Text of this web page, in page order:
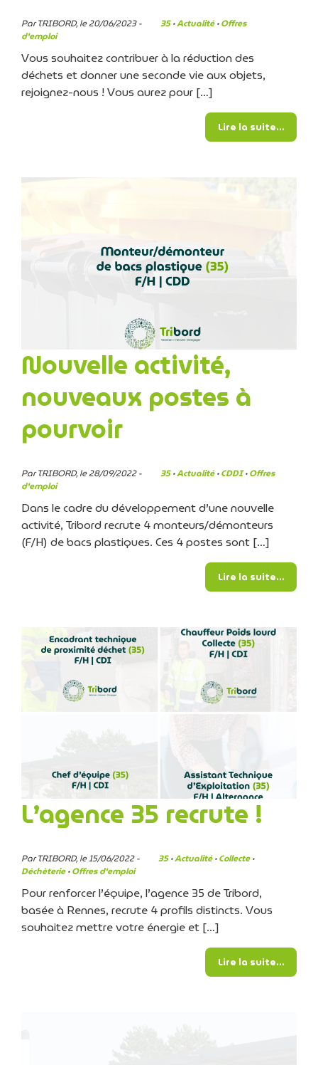
Par TRIBORD, le 20/06/2023 - 35·Actualité·Offres
d'emploi
Vous souhaitez contribuer à la réduction des
déchets et donner une seconde vie aux objets,
rejoignez-nous ! Vous aurez pour […]
Lire la suite…from
Nouvelle activité,
nouveaux postes à
pourvoir
Par TRIBORD, le 28/09/2022 - 35·Actualité·CDDI·Offres
d'emploi
Dans le cadre du développement d’une nouvelle
activité, Tribord recrute 4 monteurs/démonteurs
(F/H) de bacs plastiques. Ces 4 postes sont […]
Lire la suite…from
L’agence 35 recrute !
Par TRIBORD, le 15/06/2022 - 35·Actualité·Collecte·
Déchèterie·Offres d'emploi
Pour renforcer l’équipe, l’agence 35 de Tribord,
basée à Rennes, recrute 4 profils distincts. Vous
souhaitez mettre votre énergie et […]
Lire la suite…from